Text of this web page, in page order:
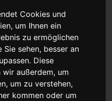
Cookies und
um Ihnen ein
zu ermöglichen
Sie sehen, besser an
Diese
außerdem, um
um zu verstehen,
kommen oder um
für
und
aller
Motor-
Steuergeräten,
STEUBEL®